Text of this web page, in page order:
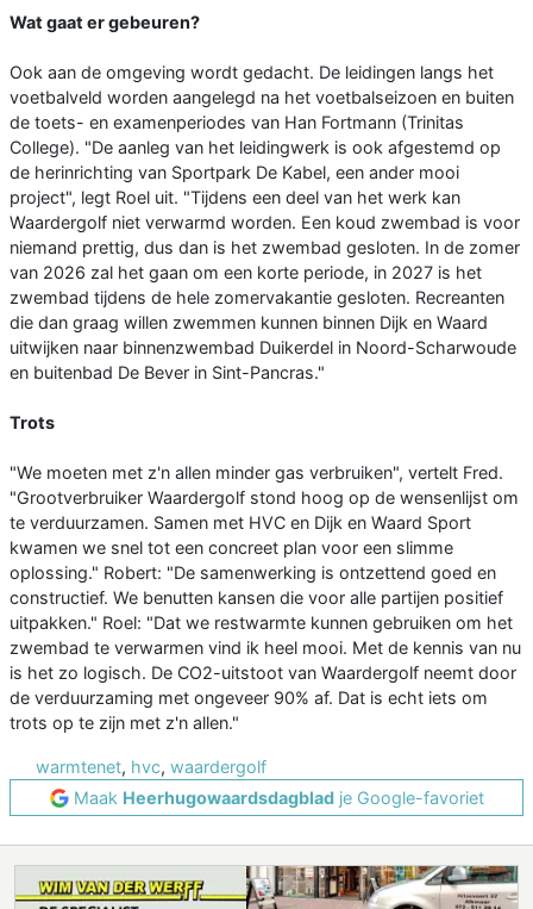
Wat gaat er gebeuren?
Ook aan de omgeving wordt gedacht. De leidingen langs het
voetbalveld worden aangelegd na het voetbalseizoen en buiten
de toets- en examenperiodes van Han Fortmann (Trinitas
College). "De aanleg van het leidingwerk is ook afgestemd op
de herinrichting van Sportpark De Kabel, een ander mooi
project", legt Roel uit. "Tijdens een deel van het werk kan
Waardergolf niet verwarmd worden. Een koud zwembad is voor
niemand prettig, dus dan is het zwembad gesloten. In de zomer
van 2026 zal het gaan om een korte periode, in 2027 is het
zwembad tijdens de hele zomervakantie gesloten. Recreanten
die dan graag willen zwemmen kunnen binnen Dijk en Waard
uitwijken naar binnenzwembad Duikerdel in Noord-Scharwoude
en buitenbad De Bever in Sint-Pancras."
Trots
"We moeten met z'n allen minder gas verbruiken", vertelt Fred.
"Grootverbruiker Waardergolf stond hoog op de wensenlijst om
te verduurzamen. Samen met HVC en Dijk en Waard Sport
kwamen we snel tot een concreet plan voor een slimme
oplossing." Robert: "De samenwerking is ontzettend goed en
constructief. We benutten kansen die voor alle partijen positief
uitpakken." Roel: "Dat we restwarmte kunnen gebruiken om het
zwembad te verwarmen vind ik heel mooi. Met de kennis van nu
is het zo logisch. De CO2-uitstoot van Waardergolf neemt door
de verduurzaming met ongeveer 90% af. Dat is echt iets om
trots op te zijn met z'n allen."
warmtenet, hvc, waardergolf
Maak Heerhugowaardsdagbladje Google-favoriet